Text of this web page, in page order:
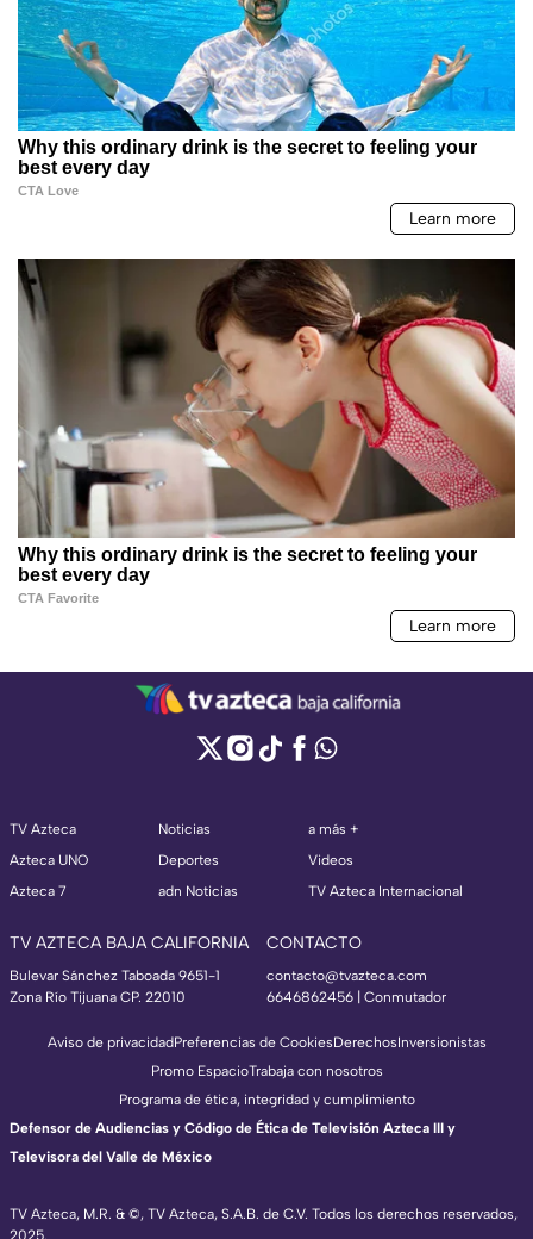
TV Azteca
Azteca UNO
Azteca 7
Noticias
Deportes
adn Noticias
a más +
Videos
TV Azteca Internacional
TV AZTECA BAJA CALIFORNIA
Bulevar Sánchez Taboada 9651-1
Zona Río Tijuana CP. 22010
CONTACTO
contacto@tvazteca.com
6646862456 | Conmutador
TV Azteca, M.R. & ©, TV Azteca, S.A.B. de C.V. Todos los derechos reservados,
Aviso de privacidadPreferencias de CookiesDerechosInversionistas
Promo EspacioTrabaja con nosotros
Programa de ética, integridad y cumplimiento
Defensor de Audiencias y Código de Ética de Televisión Azteca III y
Televisora del Valle de México